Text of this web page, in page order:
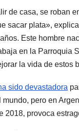
de casa, se roban
sacar plata»,
Este hombre
en la Parroquia
la vida de estos
sido devastadora
pero en
2018, provoca